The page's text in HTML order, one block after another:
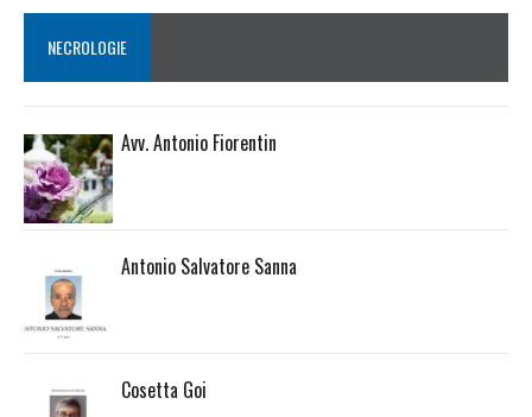
NECROLOGIE
Avv. Antonio Fiorentin
Antonio Salvatore Sanna
Cosetta Goi